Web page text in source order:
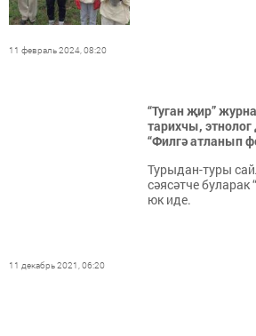
11 февраль 2024, 08:20
“Туган җир”
тарихчы,
“Филгә атланып
Турыдан-туры
сәясәтче буларак
юк иде.
11 декабрь 2021, 06:20